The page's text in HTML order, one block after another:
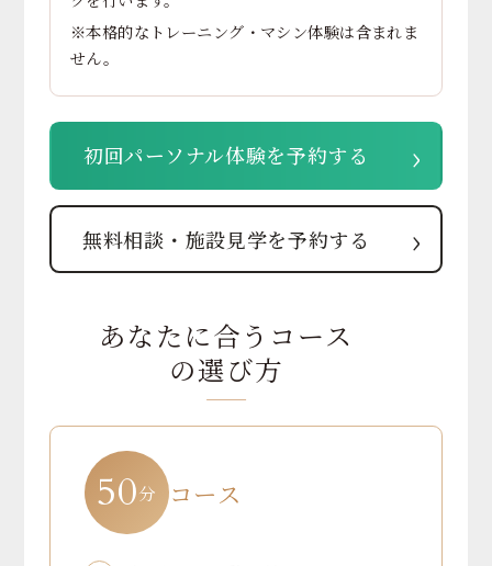
※本格的なトレーニング・マシン体験は含まれま
せん。
初回パーソナル体験を予約する ›
無料相談・施設見学を予約する ›
あなたに合うコース
の選び方
50分 コース